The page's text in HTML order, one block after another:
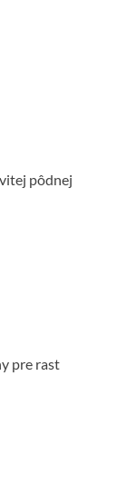
pôdnej
pre rast